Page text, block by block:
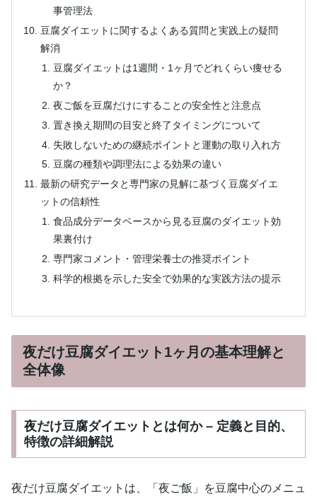
事管理法
豆腐ダイエットに関するよくある質問と実践上の疑問
解消
豆腐ダイエットは1週間・1ヶ月でどれくらい痩せる
か？
夜ご飯を豆腐だけにすることの安全性と注意点
置き換え期間の目安と終了タイミングについて
失敗しないための継続ポイントと運動の取り入れ方
豆腐の種類や調理法による効果の違い
最新の研究データと専門家の見解に基づく豆腐ダイエ
ットの信頼性
食品成分データベースから見る豆腐のダイエット効
果裏付け
専門家コメント・管理栄養士の推奨ポイント
科学的根拠を示した安全で効果的な実践方法の提示
夜だけ豆腐ダイエット1ヶ月の基本理解と
全体像
夜だけ豆腐ダイエットとは何か – 定義と目的、
特徴の詳細解説
夜だけ豆腐ダイエットは、「夜ご飯」を豆腐中心のメニュ